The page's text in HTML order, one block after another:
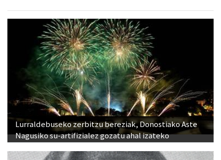
Lurraldebuseko zerbitzu bereziak, Donostiako Aste
Nagusiko su-artifizialez gozatu ahal izateko